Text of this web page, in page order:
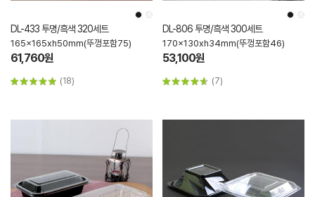
DL-433 투명/흑색 320세트
165x165xh50mm(뚜껑포함75)
61,760원
(18)
DL-806 투명/흑색 300세트
170x130xh34mm(뚜껑포함46)
53,100원
(7)